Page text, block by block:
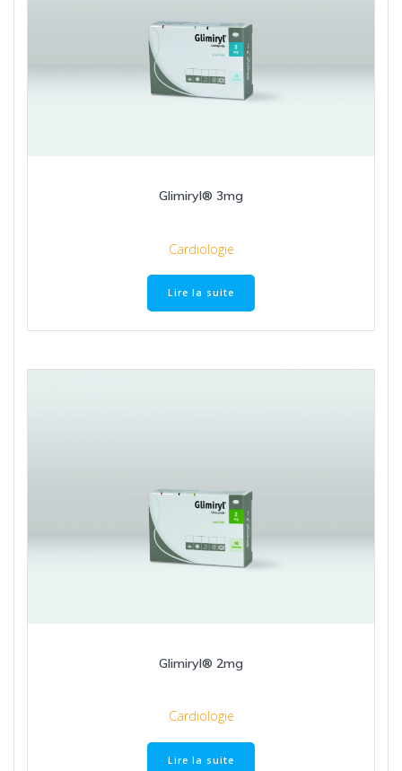
Glimiryl® 3mg
Cardiologie
Lire la suite
Glimiryl® 2mg
Cardiologie
Lire la suite